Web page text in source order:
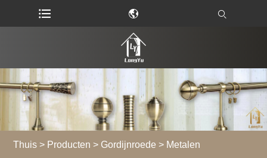
Thuis > Producten > Gordijnroede > Metalen